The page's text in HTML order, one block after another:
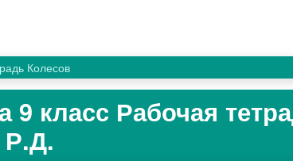
Колесов
9 класс Рабочая